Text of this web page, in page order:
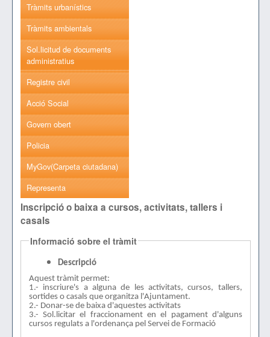
Tràmits urbanístics
Tràmits ambientals
Sol.licitud de documents
administratius
Registre civil
Acció Social
Govern obert
Policia
MyGov(Carpeta ciutadana)
Representa
Inscripció o baixa a cursos, activitats, tallers i
casals
Informació sobre el tràmit
Descripció
Aquest tràmit permet:
1.- inscriure's a alguna de les activitats, cursos, tallers,
sortides o casals que organitza l'Ajuntament.
2.- Donar-se de baixa d'aquestes activitats
3.- Sol.licitar el fraccionament en el pagament d'alguns
cursos regulats a l'ordenança pel Servei de Formació